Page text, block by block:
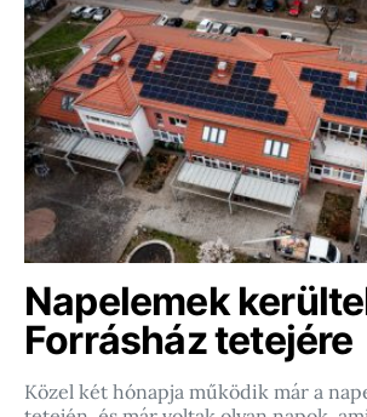
Napelemek
Forrásház tetejére
Közel két hónapja működik már a